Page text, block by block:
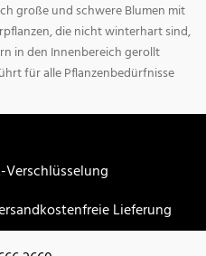
große und schwere Blumen mit
die nicht winterhart sind,
in den Innenbereich gerollt
für alle Pflanzenbedürfnisse
Verschlüsselung
Lieferung